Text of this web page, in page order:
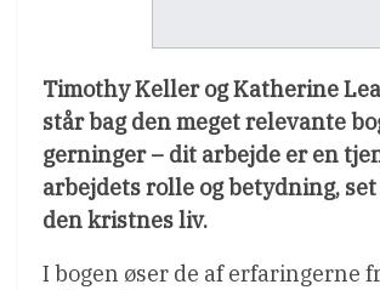
Timothy Keller og Katherine
står bag den meget relevante
gerninger – dit arbejde er en
arbejdets rolle og betydning,
den kristnes liv.
I bogen øser de af erfaringerne